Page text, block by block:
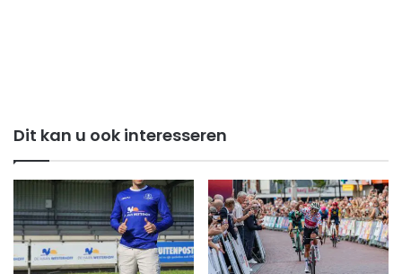
Dit kan u ook interesseren